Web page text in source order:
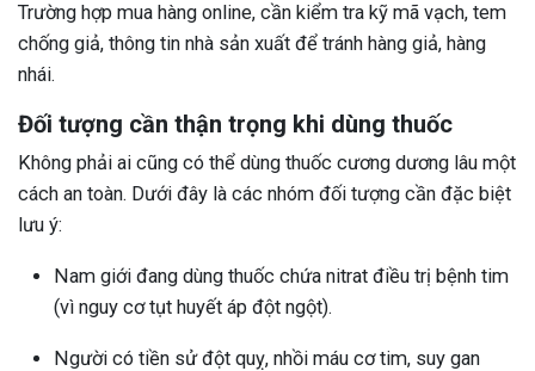
Trường hợp mua hàng online, cần kiểm tra kỹ mã vạch, tem
chống giả, thông tin nhà sản xuất để tránh hàng giả, hàng
nhái.
Đối tượng cần thận trọng khi dùng thuốc
Không phải ai cũng có thể dùng thuốc cương dương lâu một
cách an toàn. Dưới đây là các nhóm đối tượng cần đặc biệt
lưu ý:
Nam giới đang dùng thuốc chứa nitrat điều trị bệnh tim
(vì nguy cơ tụt huyết áp đột ngột).
Người có tiền sử đột quỵ, nhồi máu cơ tim, suy gan